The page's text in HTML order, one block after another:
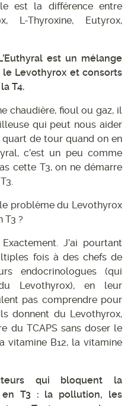
est la différence entre
L-Thyroxine, Eutyrox,
est un mélange
Levothyrox et consorts
T4.
chaudière, fioul ou gaz, il
qui peut nous aider
de tour quand on en
c’est un peu comme
cette T3, on ne démarre
problème du Levothyrox
T3 ?
Exactement. J’ai pourtant
fois à des chefs de
endocrinologues (qui
Levothyrox), en leur
pas comprendre pour
donnent du Levothyrox,
du TCAPS sans doser le
vitamine B12, la vitamine
qui bloquent la
T3 : la pollution, les